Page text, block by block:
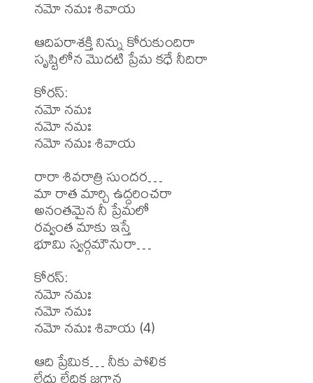
నమో నమః శివాయ
ఆదిపరాశక్తి నిన్ను కోరుకుందిరా
సృష్టిలోన మొదటి ప్రేమ కధే నీదిరా
కోరస్:
నమో నమః
నమో నమః
నమో నమః శివాయ
రారా శివరాత్రి సుందర…
మా రాత మార్చి ఉద్దరించరా
అనంతమైన నీ ప్రేమలో
రవ్వంత మాకు ఇస్తే
భూమి స్వర్గమౌనురా…
కోరస్:
నమో నమః
నమో నమః
నమో నమః శివాయ (4)
ఆది ప్రేమిక… నీకు పోలిక